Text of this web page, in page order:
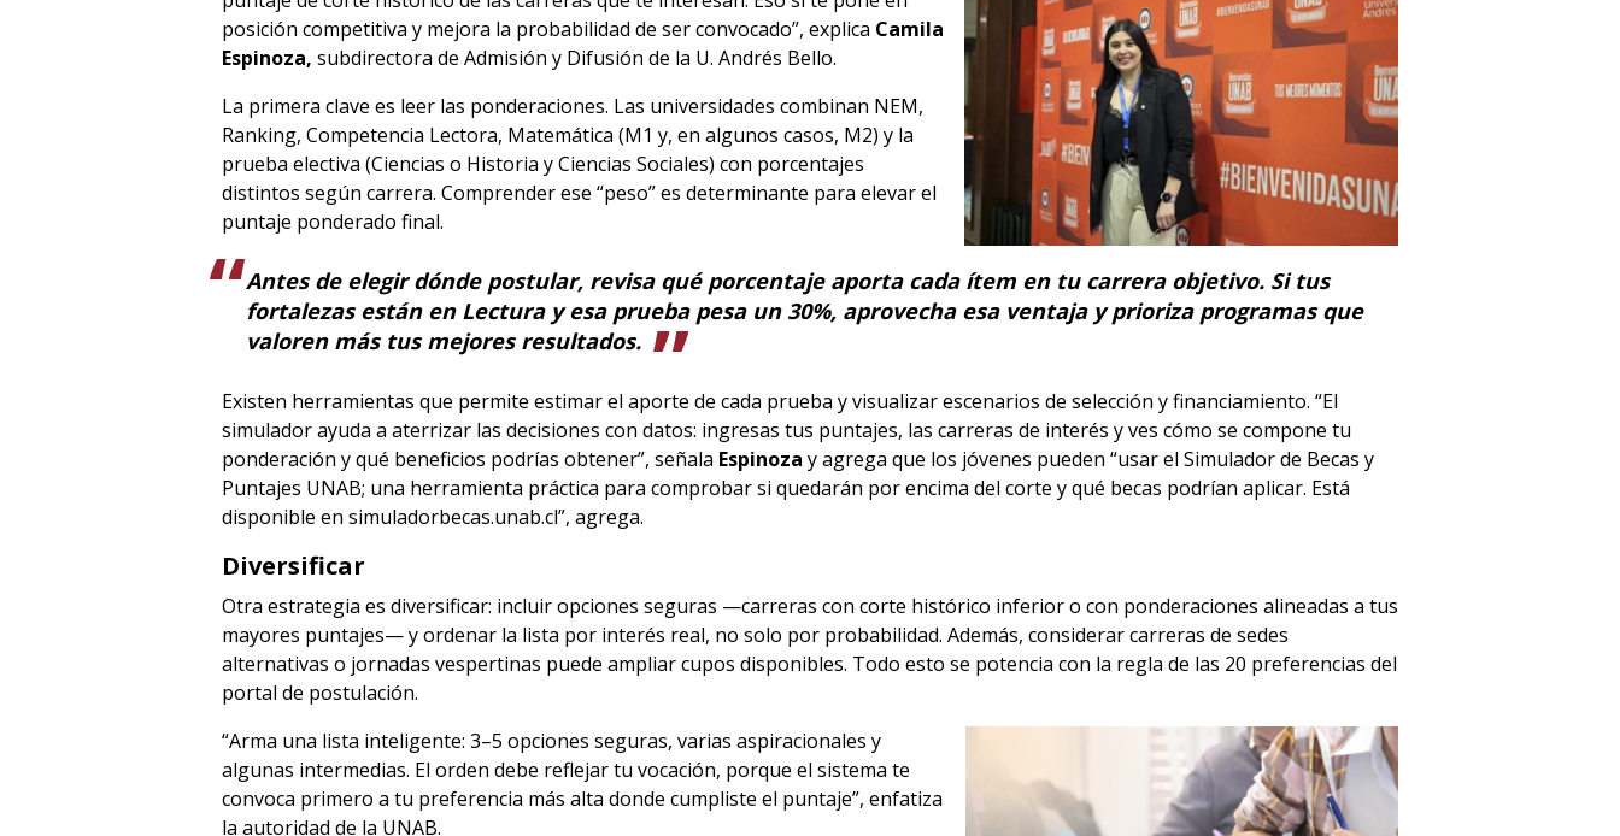
posición competitiva y mejora la probabilidad de ser convocado”, explica Camila
Espinoza, subdirectora de Admisión y Difusión de la U. Andrés Bello.
La primera clave es leer las ponderaciones. Las universidades combinan NEM,
Ranking, Competencia Lectora, Matemática (M1 y, en algunos casos, M2) y la
prueba electiva (Ciencias o Historia y Ciencias Sociales) con porcentajes
distintos según carrera. Comprender ese “peso” es determinante para elevar el
puntaje ponderado final.
Antes de elegir dónde postular, revisa qué porcentaje aporta cada ítem en tu carrera objetivo. Si tus
fortalezas están en Lectura y esa prueba pesa un 30%, aprovecha esa ventaja y prioriza programas que
valoren más tus mejores resultados.
Existen herramientas que permite estimar el aporte de cada prueba y visualizar escenarios de selección y financiamiento. “El
simulador ayuda a aterrizar las decisiones con datos: ingresas tus puntajes, las carreras de interés y ves cómo se compone tu
ponderación y qué beneficios podrías obtener”, señala Espinoza y agrega que los jóvenes pueden “usar el Simulador de Becas y
Puntajes UNAB; una herramienta práctica para comprobar si quedarán por encima del corte y qué becas podrían aplicar. Está
disponible en simuladorbecas.unab.cl”, agrega.
Diversificar
Otra estrategia es diversificar: incluir opciones seguras —carreras con corte histórico inferior o con ponderaciones alineadas a tus
mayores puntajes— y ordenar la lista por interés real, no solo por probabilidad. Además, considerar carreras de sedes
alternativas o jornadas vespertinas puede ampliar cupos disponibles. Todo esto se potencia con la regla de las 20 preferencias del
portal de postulación.
“Arma una lista inteligente: 3–5 opciones seguras, varias aspiracionales y
algunas intermedias. El orden debe reflejar tu vocación, porque el sistema te
convoca primero a tu preferencia más alta donde cumpliste el puntaje”, enfatiza
la autoridad de la UNAB.